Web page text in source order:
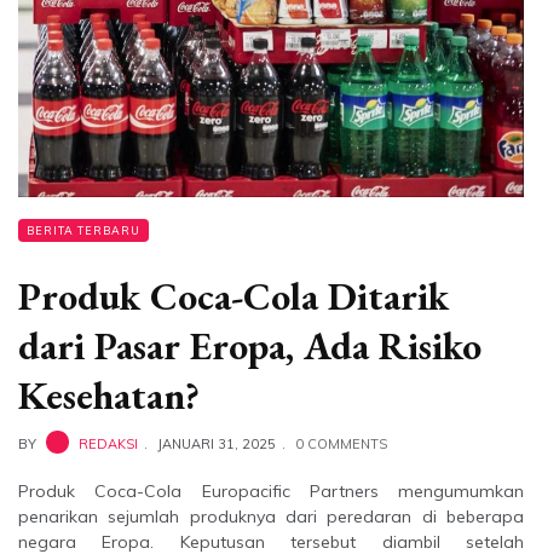
BERITA TERBARU
Produk Coca-Cola Ditarik
dari Pasar Eropa, Ada Risiko
Kesehatan?
BY REDAKSI JANUARI 31, 2025 0 COMMENTS
Produk Coca-Cola Europacific Partners mengumumkan
penarikan sejumlah produknya dari peredaran di beberapa
negara Eropa. Keputusan tersebut diambil setelah